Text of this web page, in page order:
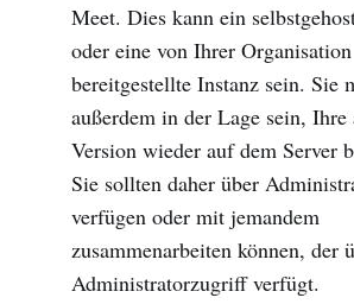
Meet. Dies kann ein
oder eine von Ihrer Organisation
bereitgestellte Instanz sein. Sie
außerdem in der Lage sein, Ihre
Version wieder auf dem Server
Sie sollten daher über
verfügen oder mit jemandem
zusammenarbeiten können, der
Administratorzugriff verfügt.